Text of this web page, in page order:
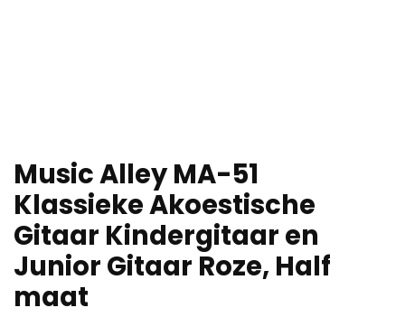
Music Alley MA-51
Klassieke Akoestische
Gitaar Kindergitaar en
Junior Gitaar Roze, Half
maat